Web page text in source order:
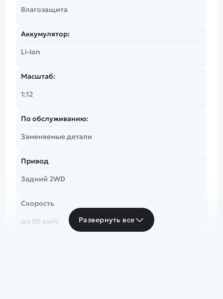
Влагозащита
Аккумулятор:
Li-Ion
Масштаб:
1:12
По обслуживанию:
Заменяемые детали
Привод
Задний 2WD
Скорость
до 50 км/ч
Развернуть все